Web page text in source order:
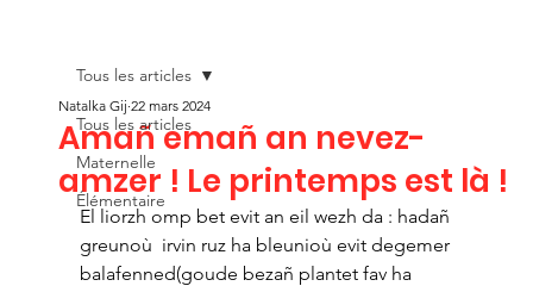
Tous les articles
Maternelle
Élémentaire
Tous les articles
Amañ emañ an nevez-
amzer ! Le printemps est là !
Natalka Gij 22 mars 2024
El liorzh omp bet evit an eil wezh da : hadañ
greunoù  irvin ruz ha bleunioù evit degemer
balafenned(goude bezañ plantet fav ha